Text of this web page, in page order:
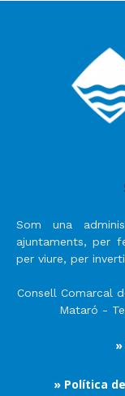
Som una
ajuntaments, per
per viure, per
Consell Comarcal
Mataró -
» Política